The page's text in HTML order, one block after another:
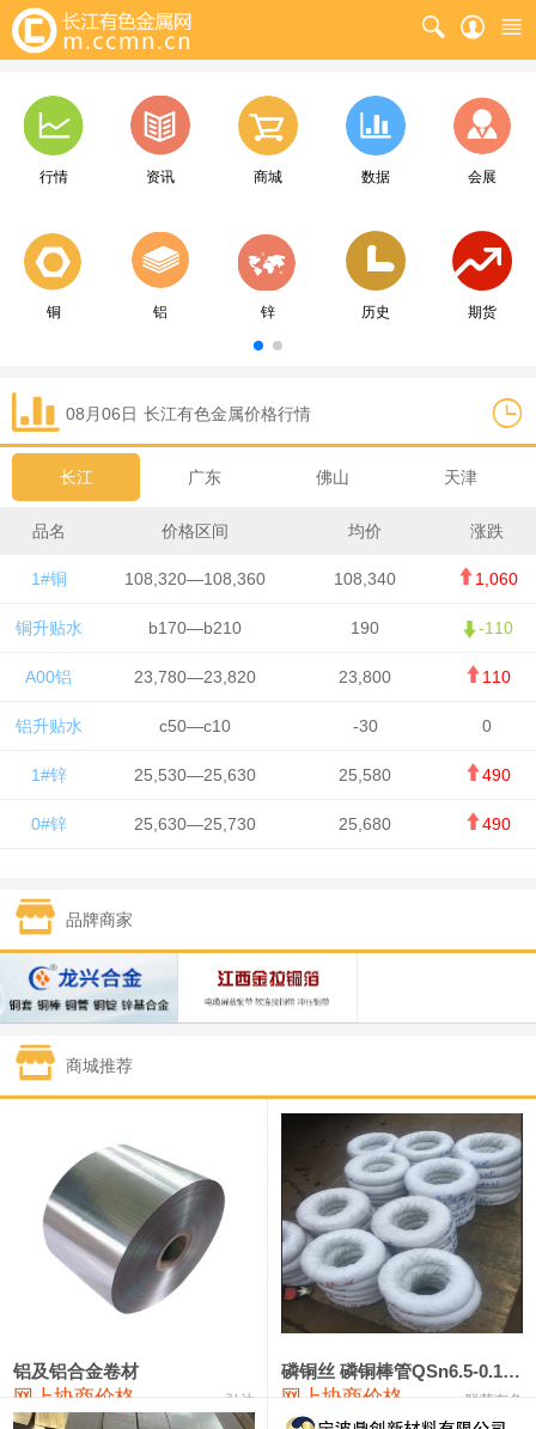
行情 资讯 商城 数据 会展
铜 铝 锌 历史 期货
08月06日 长江有色金属价格行情
长江 广东 佛山 天津
品名 价格区间 均价 涨跌
1#铜 108,320—108,360 108,340 1,060
铜升贴水 b170—b210 190 -110
A00铝 23,780—23,820 23,800 110
铝升贴水 c50—c10 -30 0
1#锌 25,530—25,630 25,580 490
0#锌 25,630—25,730 25,680 490
1#锡 434,750—436,750
1#镍 131,200—132,400
1#白银 15,170—15,180 15,175 615
钯金
341,000 -3,000
88,000—94,000 91,000 0
2#锑 84,000—90,000 87,000
1#镁 17,000—18,000 17,500 0
1#电解锰(99.7%袋装) 18,000 0
1#电解锰 18,800—19,000 18,900 0
1#铬 60,000—82,000
品牌商家
商城推荐
铝及铝合金卷材
网上协商价格 弘达
磷铜丝 磷铜棒管QSn6.5-0.1 7-0.2 8-0.3
网上协商价格 联荣有色